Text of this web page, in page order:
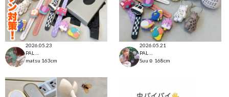
2026.05.23
matsu 163cm
2026.05.21
Suu☺︎ 168cm